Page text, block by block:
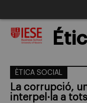
ÈTICA SOCIAL
La corrupció,
interpel·la a tots